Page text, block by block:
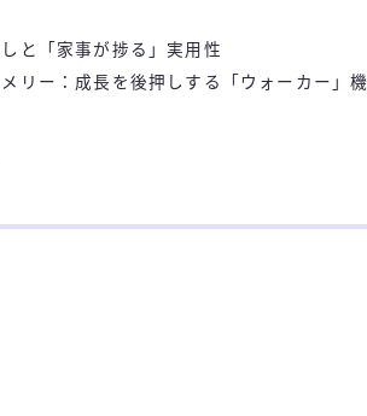
と「家事が捗る」実用性
リー：成長を後押しする「ウォーカー」機